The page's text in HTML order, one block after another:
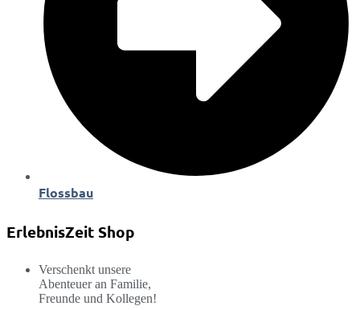
Flossbau
ErlebnisZeit Shop
Verschenkt unsere
Abenteuer an Familie,
Freunde und Kollegen!